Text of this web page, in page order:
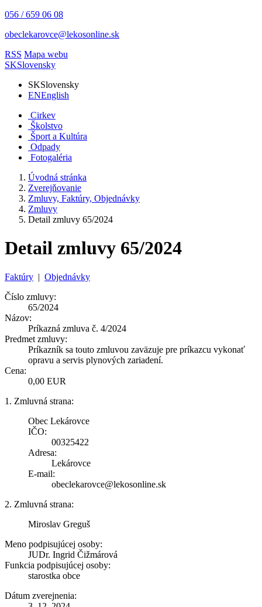
056 / 659 06 08
obeclekarovce@lekosonline.sk
RSS Mapa webu
SKSlovensky
SKSlovensky
ENEnglish
Cirkev
Školstvo
Šport a Kultúra
Odpady
Fotogaléria
Úvodná stránka
Zverejňovanie
Zmluvy, Faktúry, Objednávky
Zmluvy
Detail zmluvy 65/2024
Detail zmluvy 65/2024
Faktúry | Objednávky
Číslo zmluvy:
65/2024
Názov:
Príkazná zmluva č. 4/2024
Predmet zmluvy:
Príkazník sa touto zmluvou zaväzuje pre príkazcu vykonať
opravu a servis plynových zariadení.
Cena:
0,00 EUR
1. Zmluvná strana:
Obec Lekárovce
IČO:
00325422
Adresa:
Lekárovce
E-mail:
obeclekarovce@lekosonline.sk
2. Zmluvná strana:
Miroslav Greguš
Meno podpisujúcej osoby:
JUDr. Ingrid Čižmárová
Funkcia podpisujúcej osoby:
starostka obce
Dátum zverejnenia: